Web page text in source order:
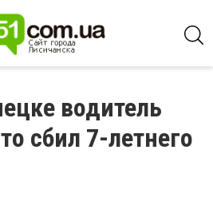
водитель
сбил 7-летнего